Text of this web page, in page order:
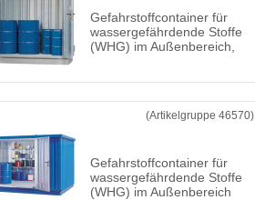
Gefahrstoffcontainer für
wassergefährdende Stoffe
(WHG) im Außenbereich,
(Artikelgruppe 46570)
Gefahrstoffcontainer für
wassergefährdende Stoffe
(WHG) im Außenbereich